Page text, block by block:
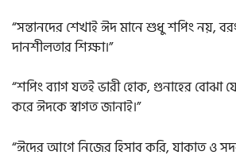
“সন্তানদের শেখাই ঈদ মানে শুধু শপিং নয়,
দানশীলতার শিক্ষা।”
“শপিং ব্যাগ যতই ভারী হোক, গুনাহের বোঝা
করে ঈদকে স্বাগত জানাই।”
“ঈদের আগে নিজের হিসাব করি, যাকাত ও